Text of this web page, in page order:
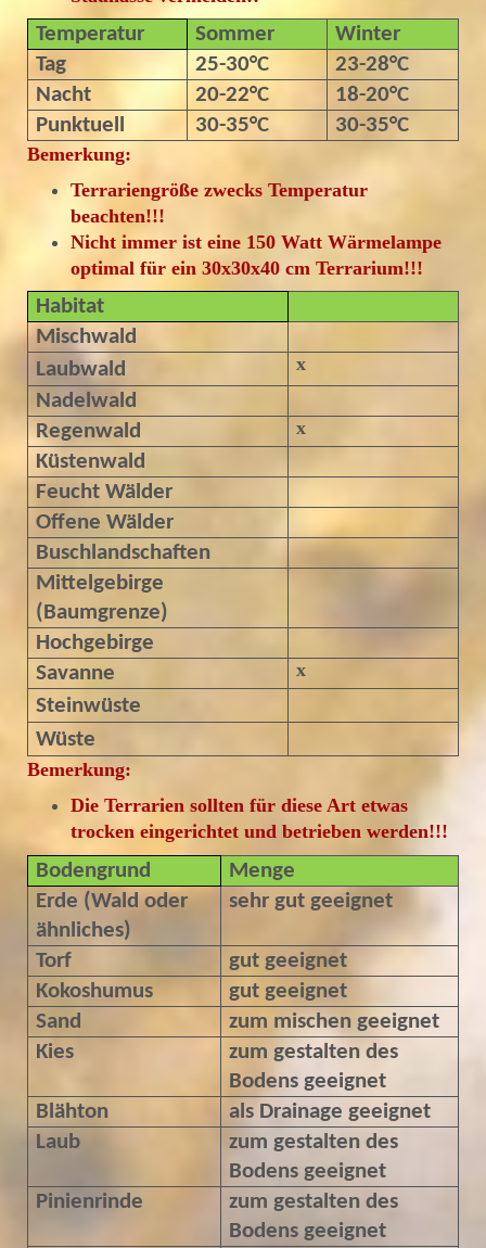
Temperatur Sommer
Winter
Tag
25-30°C
23-28°C
Nacht
20-22°C
18-20°C
Punktuell
30-35°C 30-35°C
Bemerkung:
Terrariengröße zwecks Temperatur
beachten!!!
Nicht immer ist eine 150 Watt Wärmelampe
optimal für ein 30x30x40 cm Terrarium!!!
Habitat
Mischwald
Laubwald
x
Nadelwald
Regenwald
x
Küstenwald
Feucht Wälder
Offene Wälder
Buschlandschaften
Mittelgebirge
(Baumgrenze)
Hochgebirge
Savanne
x
Steinwüste
Wüste
Bemerkung:
Die Terrarien sollten für diese Art etwas
trocken eingerichtet und betrieben werden!!!
Bodengrund
Menge
Erde (Wald oder
ähnliches)
sehr gut geeignet
Torf
gut geeignet
Kokoshumus
gut geeignet
Sand
zum mischen geeignet
Kies
zum gestalten des
Bodens geeignet
Blähton
als Drainage geeignet
Laub
zum gestalten des
Bodens geeignet
Pinienrinde
zum gestalten des
Bodens geeignet